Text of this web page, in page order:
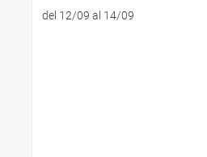
del 12/09 al 14/09